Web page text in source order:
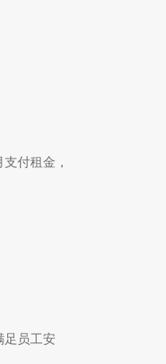
付租金，
足员工安